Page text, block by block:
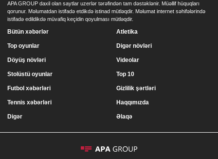
APA GROUP daxil olan saytlar uzerlər tərəfindən tam dəstəklənir. Müəllif hüquqları
qorunur. Məlumatdan istifadə etdikdə istinad mütləqdir. Məlumat internet səhifələrində
istifadə edildikdə müvafiq keçidin qoyulması mütləqdir.
Bütün xəbərlər
Top oyunlar
Döyüş növləri
Stolüstü oyunlar
Atletika
Digər növləri
Videolar
Top 10
Futbol xəbərləri
Tennis xəbərləri
Digər
Gizlilik şərtləri
Haqqımızda
Əlaqə